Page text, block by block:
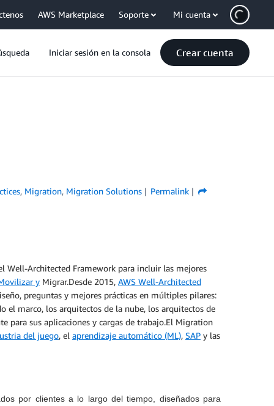
AWS Marketplace Soporte Mi cuenta
Iniciar sesión en la consola Crear cuenta
, Migration, Migration Solutions
Permalink
Well-Architected Framework para incluir las mejores
y Migrar.Desde 2015, AWS Well-Architected
preguntas y mejores prácticas en múltiples pilares:
el marco, los arquitectos de la nube, los arquitectos de
para sus aplicaciones y cargas de trabajo.El Migration
del juego, el aprendizaje automático (ML), SAP y las
por clientes a lo largo del tiempo, diseñados para